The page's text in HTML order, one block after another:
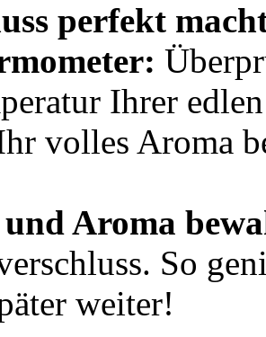
perfekt
Ihrer
volles Aroma
Aroma
So
weiter!